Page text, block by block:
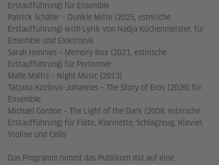
Erstaufführung) für Ensemble
Patrick Schäfer – Dunkle Mitte (2025, estnische
Erstaufführung) with Lyrik von Nadja Küchenmeister, für
Ensemble und Elektronik
Sarah Hennies – Memory Box (2021, estnische
Erstaufführung) für Performer
Malle Maltis – Night Music (2013)
Tatjana Kozlova-Johannes – The Story of Eros (2026) für
Ensemble
Michael Gordon – The Light of the Dark (2008, estnische
Erstaufführung) für Flöte, Klarinette, Schlagzeug, Klavier,
Violine und Cello
Das Programm nimmt das Publikum mit auf eine